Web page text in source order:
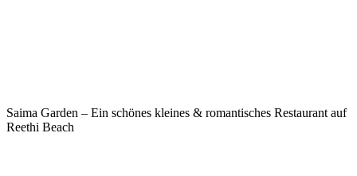
Saima Garden – Ein schönes kleines & romantisches Restaurant auf
Reethi Beach